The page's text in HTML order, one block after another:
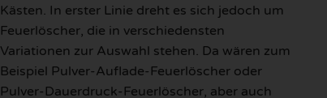
Kästen. In erster Linie dreht es sich jedoch um
Feuerlöscher, die in verschiedensten
Variationen zur Auswahl stehen. Da wären zum
Beispiel Pulver-Auflade-Feuerlöscher oder
Pulver-Dauerdruck-Feuerlöscher, aber auch